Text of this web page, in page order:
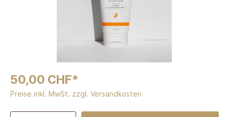
50,00 CHF*
Preise inkl. MwSt. zzgl. Versandkosten